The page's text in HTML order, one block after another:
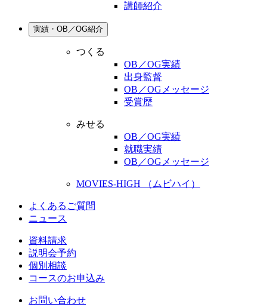
講師紹介
実績・OB／OG紹介
つくる
OB／OG実績
出身監督
OB／OGメッセージ
受賞歴
みせる
OB／OG実績
就職実績
OB／OGメッセージ
MOVIES-HIGH （ムビハイ）
よくあるご質問
ニュース
資料請求
説明会予約
個別相談
コースのお申込み
お問い合わせ